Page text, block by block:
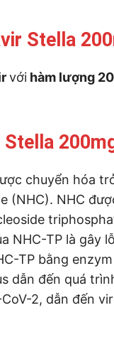
Stella
với hàm lượng
chuyển hóa
(NHC). NHC
NHC-TP là gây
TP bằng enzym
dẫn đến quá
2, dẫn đến